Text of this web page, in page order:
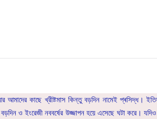
কাছে খ্রীষ্টমাস কিন্তু বড়দিন নামেই প্ৰসিদ্ধ।
ও ইংরেজী নববর্ষের উজ্জাপন হয়ে এসেছে ঘটা করে।